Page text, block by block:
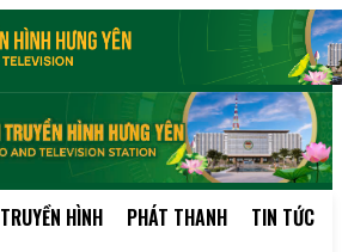
TRUYỀN HÌNH PHÁT THANH TIN TỨC